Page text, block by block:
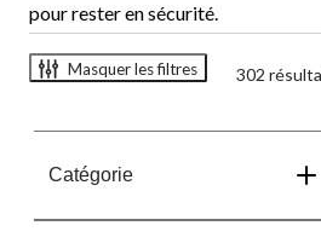
pour rester en sécurité.
Masquer les filtres 302
Catégorie